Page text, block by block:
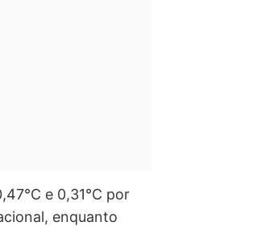
e 0,31°C por
enquanto